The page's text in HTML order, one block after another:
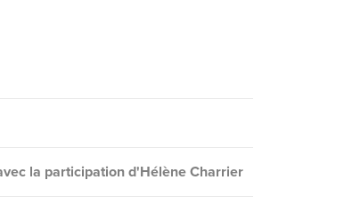
la participation d'Hélène Charrier